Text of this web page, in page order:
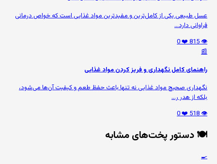
عسل طبیعی یکی از کامل‌ترین و مفیدترین مواد غذایی است که خواص درمانی
فراوانی دارد...
👁️ 815
❤️ 0
📰
راهنمای کامل نگهداری و فریز کردن مواد غذایی
نگهداری صحیح مواد غذایی نه تنها باعث حفظ طعم و کیفیت آن‌ها می‌شود،
بلکه از هدر ر...
👁️ 518
❤️ 0
🍽️ دستور پخت‌های مشابه
🍳